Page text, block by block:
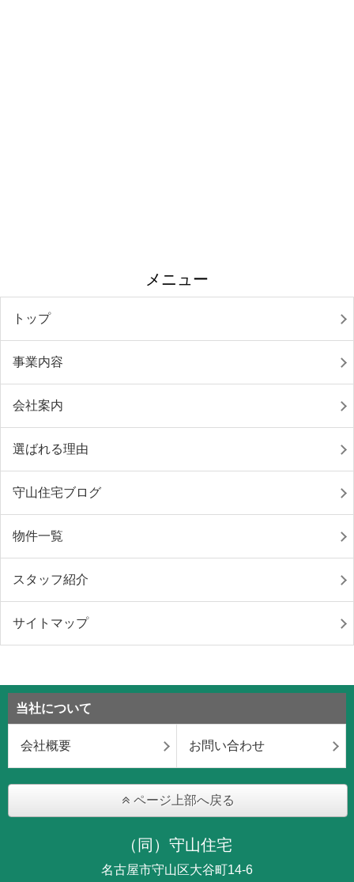
メニュー
トップ
事業内容
会社案内
選ばれる理由
守山住宅ブログ
物件一覧
スタッフ紹介
サイトマップ
当社について
会社概要 お問い合わせ
ページ上部へ戻る
（同）守山住宅
名古屋市守山区大谷町14-6